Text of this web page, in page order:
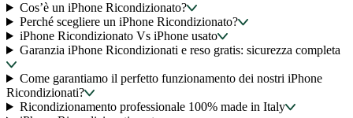
Cos’è un iPhone Ricondizionato?
Perché scegliere un iPhone Ricondizionato?
iPhone Ricondizionato Vs iPhone usato
Garanzia iPhone Ricondizionati e reso gratis: sicurezza completa
Come garantiamo il perfetto funzionamento dei nostri iPhone
Ricondizionati?
Ricondizionamento professionale 100% made in Italy